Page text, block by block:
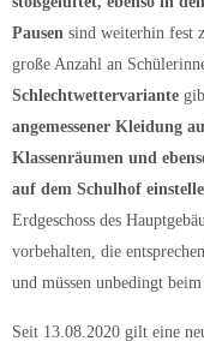
Pausen sind weiterhin fest
große Anzahl an
Schlechtwettervariante
angemessener Kleidung
Klassenräumen und
auf dem Schulhof
Erdgeschoss des
vorbehalten, die
und müssen unbedingt
Seit 13.08.2020 gilt eine